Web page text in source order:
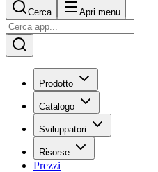
Cerca Apri menu
Prodotto
Catalogo
Sviluppatori
Risorse
Prezzi